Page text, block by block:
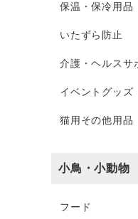
保温・保冷用品
いたずら防止
介護・ヘルスサ
イベントグッズ
猫用その他用品
小鳥・小動物
フード